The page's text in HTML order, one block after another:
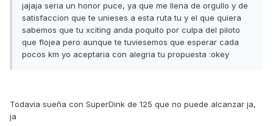
jajaja seria un honor puce, ya que me llena de orgullo y de
satisfaccion que te unieses a esta ruta tu y el que quiera
sabemos que tu xciting anda poquito por culpa del piloto
que flojea pero aunque te tuviesemos que esperar cada
pocos km yo aceptaria con alegria tu propuesta :okey
Todavia sueña con SuperDink de 125 que no puede alcanzar ja,
ja